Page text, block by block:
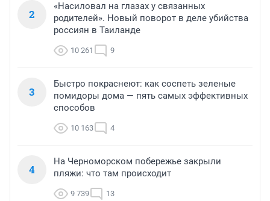
2
«Насиловал на глазах у связанных
родителей». Новый поворот в деле убийства
россиян в Таиланде
10 261 9
3
Быстро покраснеют: как соспеть зеленые
помидоры дома — пять самых эффективных
способов
10 163 4
4
На Черноморском побережье закрыли
пляжи: что там происходит
9 739 13